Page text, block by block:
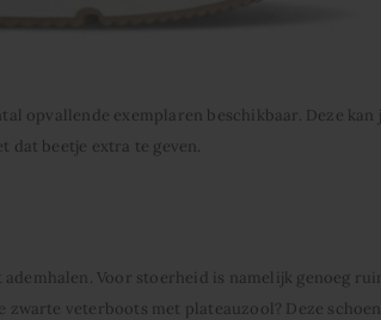
opvallende exemplaren beschikbaar. Deze kan
dat beetje extra te geven.
Voor stoerheid is namelijk genoeg
veterboots met plateauzool? Deze